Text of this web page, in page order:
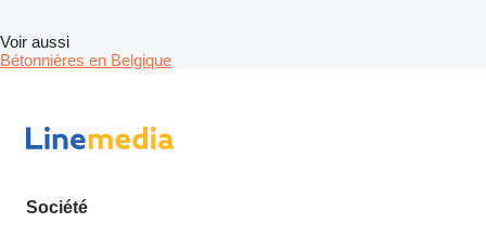
Voir aussi
Bétonnières en Belgique
Société